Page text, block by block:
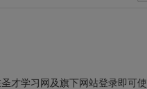
才学习网及旗下网站登录即可使